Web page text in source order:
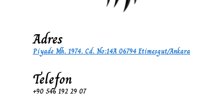
Adres
Piyade Mh. 1974. Cd. No:14A 06794 Etimesgut/Ankara
Telefon
+90 546 192 29 07